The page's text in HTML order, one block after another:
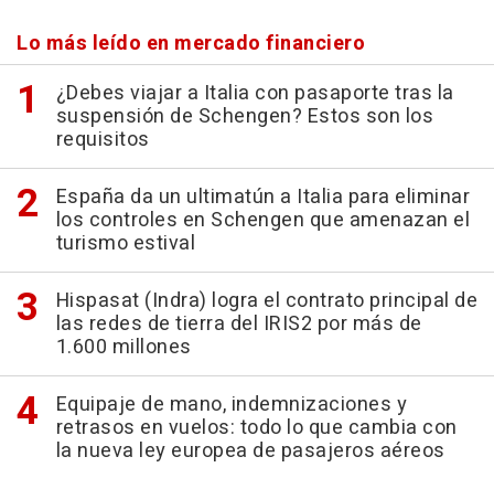
Lo más leído en mercado financiero
¿Debes viajar a Italia con pasaporte tras la
suspensión de Schengen? Estos son los
requisitos
España da un ultimatún a Italia para eliminar
los controles en Schengen que amenazan el
turismo estival
Hispasat (Indra) logra el contrato principal de
las redes de tierra del IRIS2 por más de
1.600 millones
Equipaje de mano, indemnizaciones y
retrasos en vuelos: todo lo que cambia con
la nueva ley europea de pasajeros aéreos